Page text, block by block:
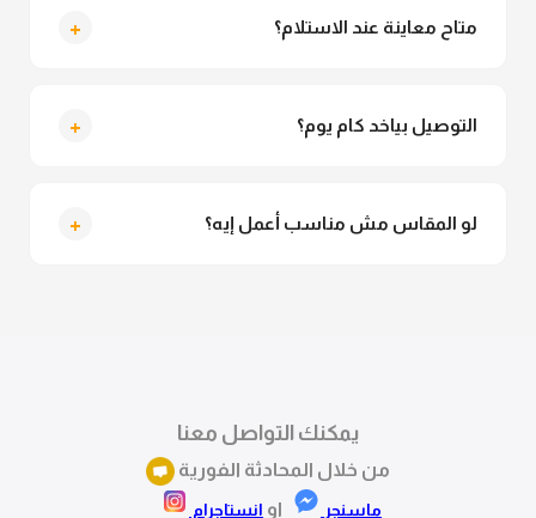
متاح معاينة عند الاستلام؟ +
التوصيل بياخد كام يوم؟ +
لو المقاس مش مناسب أعمل إيه؟ +
يمكنك التواصل معنا
من خلال المحادثة الفورية
ماسنجر او انستاجرام